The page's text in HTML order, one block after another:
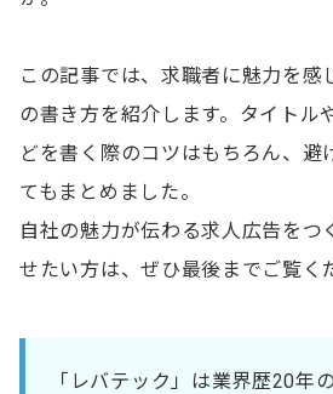
この記事では、求職者に魅力を感
の書き方を紹介します。タイトル
どを書く際のコツはもちろん、避
てもまとめました。
自社の魅力が伝わる求人広告をつ
せたい方は、ぜひ最後までご覧く
「レバテック」は業界歴20年